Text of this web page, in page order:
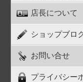
店長について
ショップブロ
お問い合せ
プライバシー